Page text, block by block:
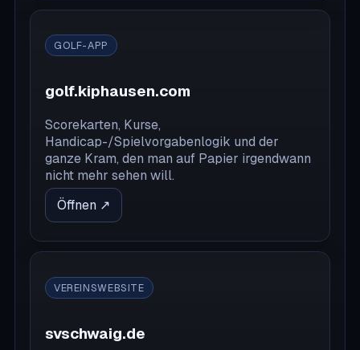
GOLF-APP
golf.kiphausen.com
Scorekarten, Kurse,
Handicap-/Spielvorgabenlogik und der
ganze Kram, den man auf Papier irgendwann
nicht mehr sehen will.
Öffnen ↗
VEREINSWEBSITE
svschwaig.de